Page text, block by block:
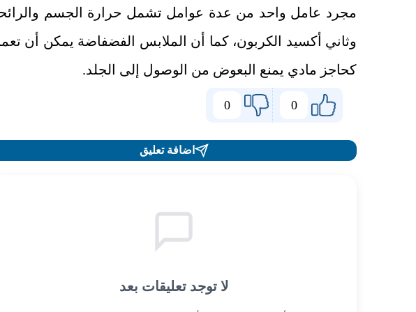
مجرد عامل واحد من عدة عوامل تشمل حرارة الجسم
وثاني أكسيد الكربون، كما أن الملابس الفضفاضة يمكن أن
كحاجز مادي يمنع البعوض من الوصول إلى الجلد.
0
0
اضافة تعليق
لا توجد تعليقات بعد